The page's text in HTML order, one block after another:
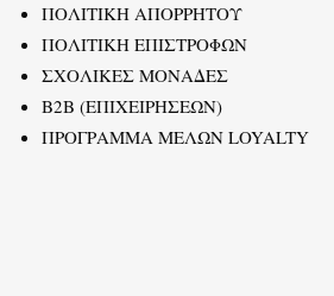
ΠΟΛΙΤΙΚΗ ΑΠΟΡΡΗΤΟΥ
ΠΟΛΙΤΙΚΗ ΕΠΙΣΤΡΟΦΩΝ
ΣΧΟΛΙΚΕΣ ΜΟΝΑΔΕΣ
B2B (ΕΠΙΧΕΙΡΗΣΕΩΝ)
ΠΡΟΓΡΑΜΜΑ ΜΕΛΩΝ LOYALTY